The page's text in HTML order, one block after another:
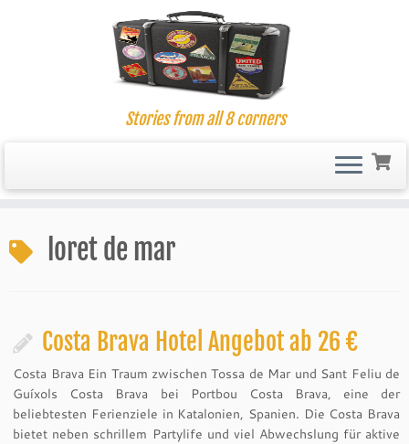
to
content
Stories from all 8 corners
loret de mar
Costa Brava Hotel Angebot ab 26 €
Costa Brava Ein Traum zwischen Tossa de Mar und Sant Feliu de
Guíxols Costa Brava bei Portbou Costa Brava, eine der
beliebtesten Ferienziele in Katalonien, Spanien. Die Costa Brava
bietet neben schrillem Partylife und viel Abwechslung für aktive